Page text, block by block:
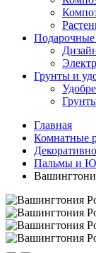
Грунты и
Главная
Комнатные
Пальмы и